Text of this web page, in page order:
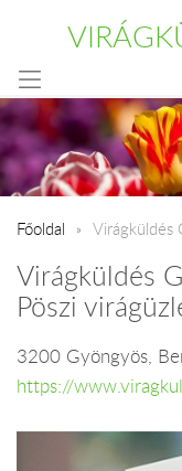
Főoldal Virágküldés
Virágküldés
Pöszi
3200 Gyöngyös,
https://